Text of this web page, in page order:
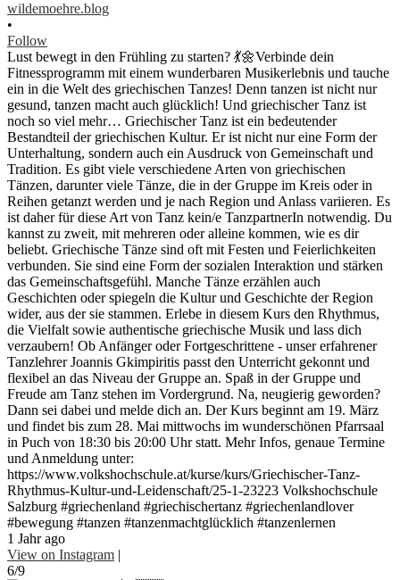
wildemoehre.blog
•
Follow
Lust bewegt in den Frühling zu starten? 💃🌼Verbinde dein
Fitnessprogramm mit einem wunderbaren Musikerlebnis und tauche
ein in die Welt des griechischen Tanzes! Denn tanzen ist nicht nur
gesund, tanzen macht auch glücklich! Und griechischer Tanz ist
noch so viel mehr… Griechischer Tanz ist ein bedeutender
Bestandteil der griechischen Kultur. Er ist nicht nur eine Form der
Unterhaltung, sondern auch ein Ausdruck von Gemeinschaft und
Tradition. Es gibt viele verschiedene Arten von griechischen
Tänzen, darunter viele Tänze, die in der Gruppe im Kreis oder in
Reihen getanzt werden und je nach Region und Anlass variieren. Es
ist daher für diese Art von Tanz kein/e TanzpartnerIn notwendig. Du
kannst zu zweit, mit mehreren oder alleine kommen, wie es dir
beliebt. Griechische Tänze sind oft mit Festen und Feierlichkeiten
verbunden. Sie sind eine Form der sozialen Interaktion und stärken
das Gemeinschaftsgefühl. Manche Tänze erzählen auch
Geschichten oder spiegeln die Kultur und Geschichte der Region
wider, aus der sie stammen. Erlebe in diesem Kurs den Rhythmus,
die Vielfalt sowie authentische griechische Musik und lass dich
verzaubern! Ob Anfänger oder Fortgeschrittene - unser erfahrener
Tanzlehrer Joannis Gkimpiritis passt den Unterricht gekonnt und
flexibel an das Niveau der Gruppe an. Spaß in der Gruppe und
Freude am Tanz stehen im Vordergrund. Na, neugierig geworden?
Dann sei dabei und melde dich an. Der Kurs beginnt am 19. März
und findet bis zum 28. Mai mittwochs im wunderschönen Pfarrsaal
in Puch von 18:30 bis 20:00 Uhr statt. Mehr Infos, genaue Termine
und Anmeldung unter:
https://www.volkshochschule.at/kurse/kurs/Griechischer-Tanz-
Rhythmus-Kultur-und-Leidenschaft/25-1-23223 Volkshochschule
Salzburg #griechenland #griechischertanz #griechenlandlover
#bewegung #tanzen #tanzenmachtglücklich #tanzenlernen
1 Jahr ago
View on Instagram |
6/9